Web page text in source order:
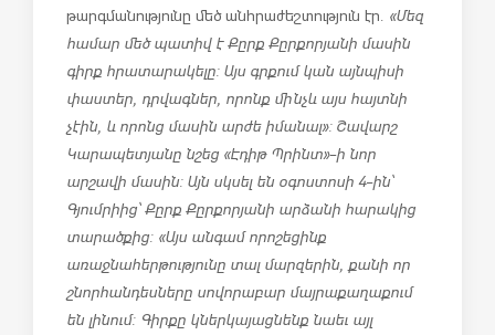
թարգմանությունը մեծ անհրաժեշտություն էր. «Մեզ
համար մեծ պատիվ է Քըրք Քըրքորյանի մասին
գիրք հրատարակելը: Այս գրքում կան այնպիսի
փաստեր, դրվագներ, որոնք մինչև այս հայտնի
չէին, և որոնց մասին արժե իմանալ»: Շավարշ
Կարապետյանը նշեց «Էդիթ Պրինտ»-ի նոր
արշավի մասին: Այն սկսել են օգոստոսի 4-ին՝
Գյումրիից՝ Քըրք Քըրքորյանի արձանի հարակից
տարածքից։ «Այս անգամ որոշեցինք
առաջնահերթությունը տալ մարզերին, քանի որ
շնորհանդեսները սովորաբար մայրաքաղաքում
են լինում։ Գիրքը կներկայացնենք նաեւ այլ